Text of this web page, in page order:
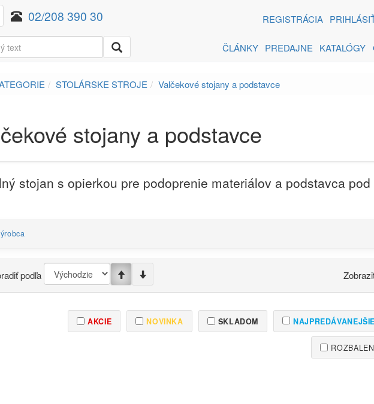
02/208 390 30 REGISTRÁCIA
KATALÓGY
PREDAJNE
ČLÁNKY
STOLÁRSKE STROJE Valčekové stojany a podstavce
stojany a podstavce
stojan s opierkou pre podoprenie materiálov a podstavca pod
podľa
AKCIE NOVINKA SKLADOM NAJPREDÁVANEJŠIE